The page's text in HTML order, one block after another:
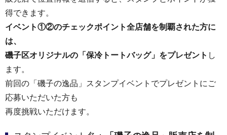
得できます。
イベント①②のチェックポイント全店舗を制覇された方に
は、
磯子区オリジナルの「保冷トートバッグ」をプレゼント し
ます。
前回の「磯子の逸品」スタンプイベントでプレゼントにご
応募いただいた方も
再度挑戦いただけます。